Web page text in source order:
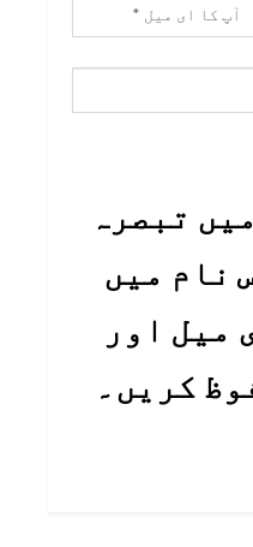
تبصرہ
نام میں
میل اور
کریں۔